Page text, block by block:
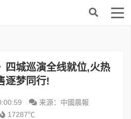
四城巡演全线就位,火热
逐梦同行!
来源：中國晨報
17287℃